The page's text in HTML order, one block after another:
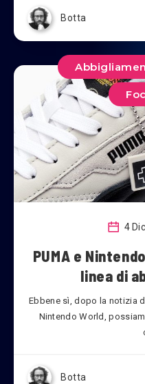
Botta
4
PUMA e
linea di
Ebbene sì, dopo la notizia
Nintendo World,
Botta